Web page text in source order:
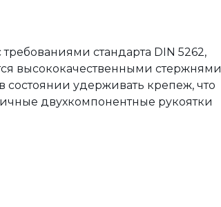
стандарта DIN 5262,
высококачественными стержнями
состоянии удерживать крепеж, что
двухкомпонентные рукоятки